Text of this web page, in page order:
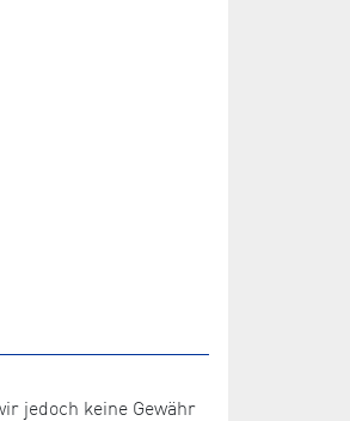
jedoch keine Gewähr